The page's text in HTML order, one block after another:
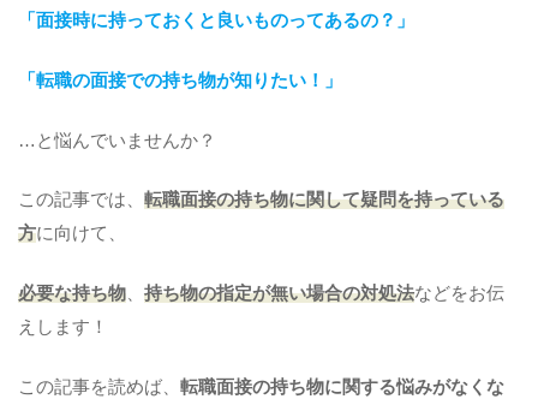
「面接時に持っておくと良いものってあるの？ 」
「転職の面接での持ち物が知りたい！」
…と悩んでいませんか？
この記事では、 転職面接の持ち物に関して疑問を持っている
方に向けて、
必要な持ち物 持ち物の指定が無い場合の対処法などをお伝
えします！
この記事を読めば、 転職面接の持ち物に関する悩みがなくな